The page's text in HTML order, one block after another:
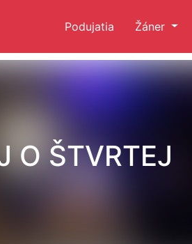
Podujatia Žáner
O ŠTVRTEJ